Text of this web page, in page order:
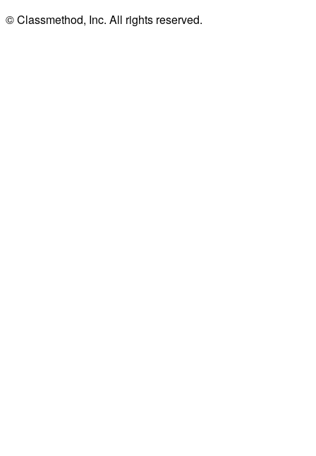
© Classmethod, Inc. All rights reserved.